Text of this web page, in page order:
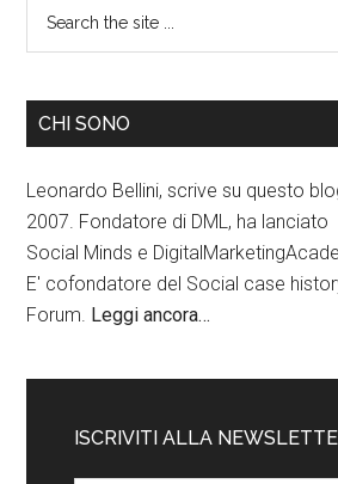
CHI SONO
Leonardo Bellini, scrive su questo
2007. Fondatore di DML, ha lanciato
Social Minds e
E' cofondatore del Social case
Forum. Leggi ancora…
ISCRIVITI ALLA